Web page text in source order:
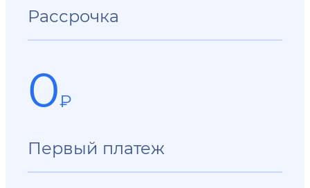
Рассрочка
0₽
Первый платеж